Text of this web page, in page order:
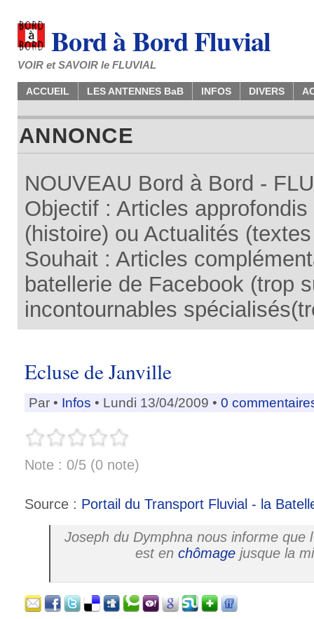
Bord à Bord Fluvial
VOIR et SAVOIR le FLUVIAL
ACCUEIL LES ANTENNES BaB INFOS DIVERS
ANNONCE
NOUVEAU Bord à Bord -
Objectif : Articles
(histoire) ou Actualités
Souhait : Articles
batellerie de Facebook (trop
incontournables
Ecluse de Janville
Par • Infos • Lundi 13/04/2009 • 0
Note : 0/5 (0 note)
Source : Portail du Transport Fluvial - la
Joseph du Dymphna nous informe que
est en chômage jusque la